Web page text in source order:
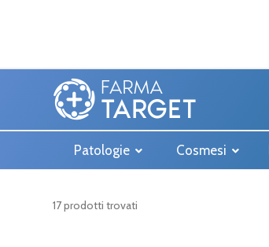
Patologie Cosmesi
17 prodotti trovati